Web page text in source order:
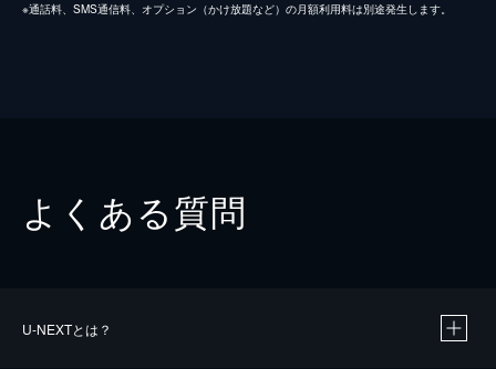
※通話料、SMS通信料、オプション（かけ放題など）の月額利用料は別途発生します。
よくある質問
U-NEXTとは？